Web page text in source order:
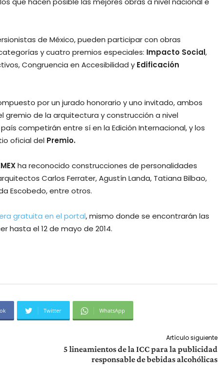
de México, pueden participar con obras
y cuatro premios especiales: Impacto Social,
Congruencia en Accesibilidad y Edificación
por un jurado honorario y uno invitado, ambos
de la arquitectura y construcción a nivel
competirán entre sí en la Edición Internacional, y los
oficial del Premio.
ha reconocido construcciones de personalidades
Carlos Ferrater, Agustín Landa, Tatiana Bilbao,
Escobedo, entre otros.
gratuita en el portal, mismo donde se encontrarán las
hasta el 12 de mayo de 2014.
Twitter WhatsApp
Artículo siguiente
5 lineamientos de la ICC para la publicidad
responsable de bebidas alcohólicas